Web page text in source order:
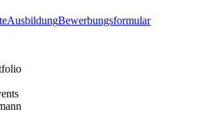
AusbildungBewerbungsformular